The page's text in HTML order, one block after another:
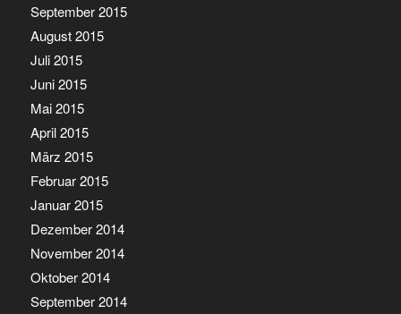
September 2015
August 2015
Juli 2015
Juni 2015
Mai 2015
April 2015
März 2015
Februar 2015
Januar 2015
Dezember 2014
November 2014
Oktober 2014
September 2014